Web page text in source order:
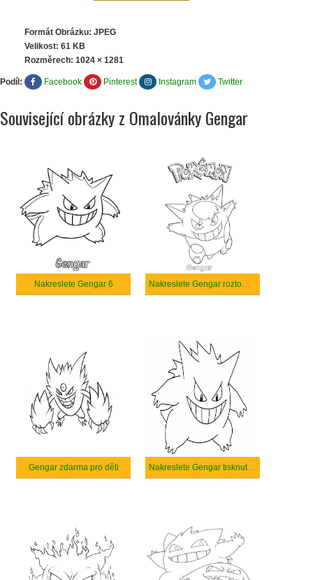
Formát Obrázku: JPEG
Velikost: 61 KB
Rozměrech: 1024 × 1281
Podíl: Facebook Pinterest Instagram Twitter
Související obrázky z Omalovánky Gengar
Nakreslete Gengar 6 Nakreslete Gengar roztomilý
Gengar zdarma pro děti Nakreslete Gengar tisknutelné